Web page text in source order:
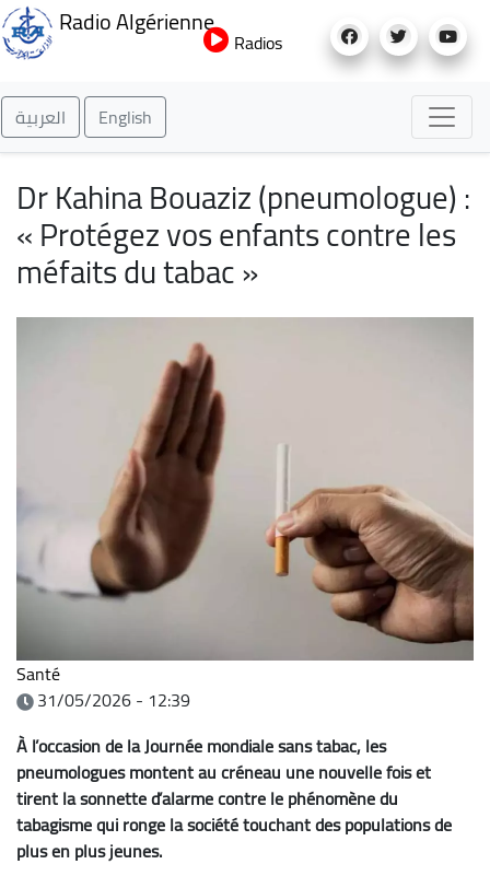
au
Radio Algérienne
Radios
العربية English
Dr Kahina Bouaziz (pneumologue) :
« Protégez vos enfants contre les
méfaits du tabac »
Santé
31/05/2026 - 12:39
À l’occasion de la Journée mondiale sans tabac, les
pneumologues montent au créneau une nouvelle fois et
tirent la sonnette d’alarme contre le phénomène du
tabagisme qui ronge la société touchant des populations de
plus en plus jeunes.